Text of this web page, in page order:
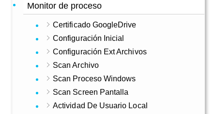
Monitor de proceso
Certificado GoogleDrive
Configuración Inicial
Configuración Ext Archivos
Scan Archivo
Scan Proceso Windows
Scan Screen Pantalla
Actividad De Usuario Local